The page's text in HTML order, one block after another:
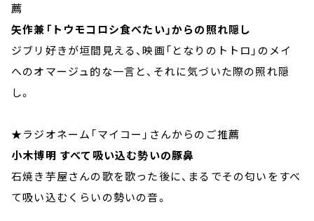
薦
矢作兼「トウモコロシ食べたい」からの照れ隠し
ジブリ好きが垣間見える、映画「となりのトトロ」のメイ
へのオマージュ的な一言と、それに気づいた際の照れ隠
し。
★ラジオネーム「マイコー」さんからのご推薦
小木博明 すべて吸い込む勢いの豚鼻
石焼き芋屋さんの歌を歌った後に、まるでその匂いをすべ
て吸い込むくらいの勢いの音。